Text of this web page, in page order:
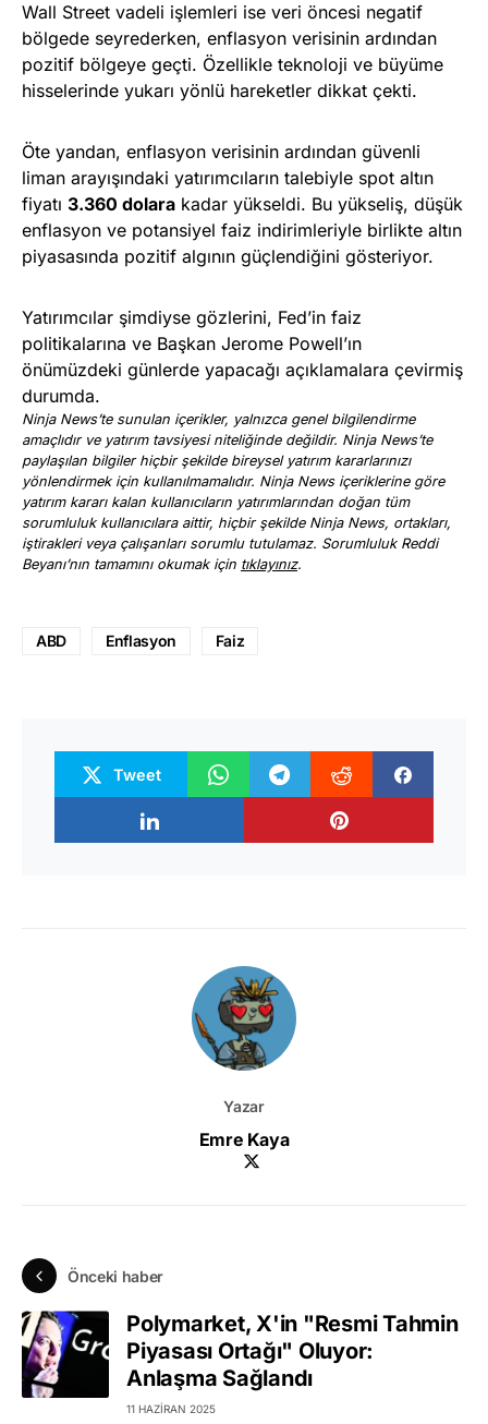
Wall Street vadeli işlemleri ise veri öncesi negatif
bölgede seyrederken, enflasyon verisinin ardından
pozitif bölgeye geçti. Özellikle teknoloji ve büyüme
hisselerinde yukarı yönlü hareketler dikkat çekti.
Öte yandan, enflasyon verisinin ardından güvenli
liman arayışındaki yatırımcıların talebiyle spot altın
fiyatı 3.360 dolara kadar yükseldi. Bu yükseliş, düşük
enflasyon ve potansiyel faiz indirimleriyle birlikte altın
piyasasında pozitif algının güçlendiğini gösteriyor.
Yatırımcılar şimdiyse gözlerini, Fed’in faiz
politikalarına ve Başkan Jerome Powell’ın
önümüzdeki günlerde yapacağı açıklamalara çevirmiş
durumda.
Ninja News’te sunulan içerikler, yalnızca genel bilgilendirme
amaçlıdır ve yatırım tavsiyesi niteliğinde değildir. Ninja News’te
paylaşılan bilgiler hiçbir şekilde bireysel yatırım kararlarınızı
yönlendirmek için kullanılmamalıdır. Ninja News içeriklerine göre
yatırım kararı kalan kullanıcıların yatırımlarından doğan tüm
sorumluluk kullanıcılara aittir, hiçbir şekilde Ninja News, ortakları,
iştirakleri veya çalışanları sorumlu tutulamaz. Sorumluluk Reddi
Beyanı’nın tamamını okumak için tıklayınız.
ABD Enflasyon Faiz
Tweet
Yazar
Emre Kaya
Önceki haber
Polymarket, X'in "Resmi Tahmin
Piyasası Ortağı" Oluyor:
Anlaşma Sağlandı
11 HAZIRAN 2025